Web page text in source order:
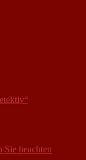
Sie beachten